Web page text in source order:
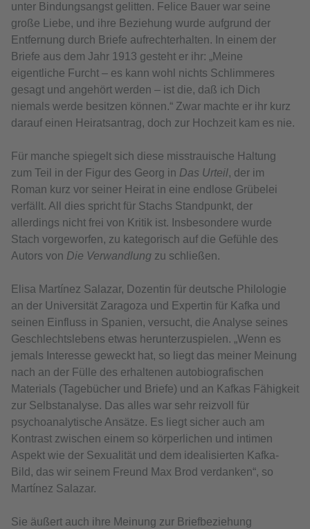
unter Bindungsangst gelitten. Felice Bauer war seine
große Liebe, und ihre Beziehung wurde aufgrund der
Entfernung durch Briefe aufrechterhalten. In einem der
Briefe aus dem Jahr 1913 gesteht er ihr: „Meine
eigentliche Furcht – es kann wohl nichts Schlimmeres
gesagt und angehört werden – ist die, daß ich Dich
niemals werde besitzen können.“ Zwar machte er ihr kurz
darauf einen Heiratsantrag, doch zur Hochzeit kam es nie.
Für manche spiegelt sich diese misstrauische Haltung
zum Teil in der Figur des Georg in Das Urteil, der im
Roman kurz vor seiner Heirat in eine endlose Grübelei
verfällt. All dies spricht für Stachs Standpunkt, der
allerdings nicht frei von Kritik ist. Insbesondere wurde
Stach vorgeworfen, zu kategorisch auf die Gefühle des
Autors von Die Verwandlung zu schließen.
Elisa Martínez Salazar, Dozentin für deutsche Philologie
an der Universität Zaragoza und Expertin für Kafka und
seinen Einfluss in Spanien, versucht, die Analyse seines
Geschlechtslebens etwas herunterzuspielen. „Wenn es
jemals Interesse geweckt hat, so liegt das meiner Meinung
nach an der Fülle des erhaltenen autobiografischen
Materials (Tagebücher und Briefe) und an Kafkas Fähigkeit
zur Selbstanalyse. Das alles war sehr reizvoll für
psychoanalytische Ansätze. Es liegt sicher auch am
Kontrast zwischen einem so körperlichen und intimen
Aspekt wie der Sexualität und dem idealisierten Kafka-
Bild, das wir seinem Freund Max Brod verdanken“, so
Martínez Salazar.
Sie äußert auch ihre Meinung zur Briefbeziehung